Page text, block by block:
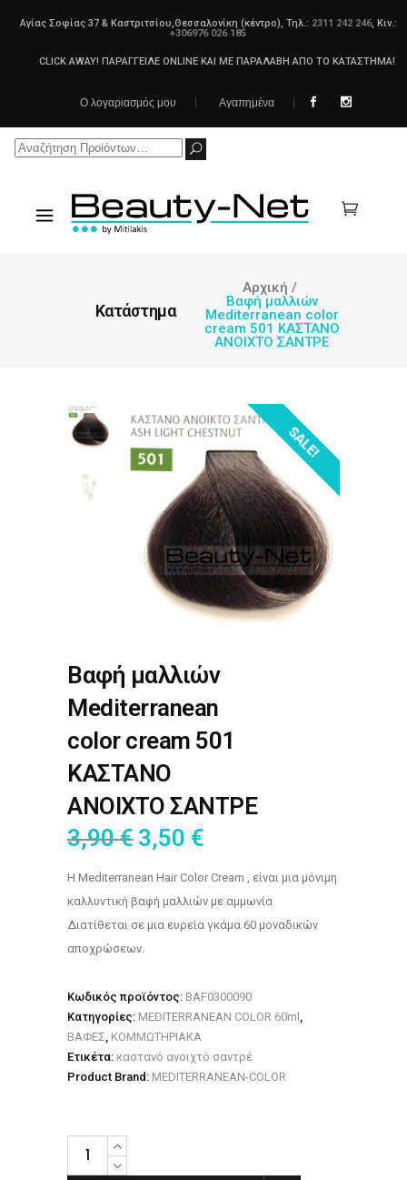
Αγίας Σοφίας 37 & Καστριτσίου,Θεσσαλονίκη (κέντρο), Τηλ.: 2311 242 246, Κιν.:
+306976 026 185
CLICK AWAY! ΠΑΡΑΓΓΕΙΛΕ ONLINE ΚΑΙ ΜΕ ΠΑΡΑΛΑΒΗ ΑΠΟ ΤΟ ΚΑΤΑΣΤΗΜΑ!
Ο λογαριασμός μου Αγαπημένα
Search
Κατάστημα
Αρχική /
Βαφή μαλλιών
Mediterranean color
cream 501 ΚΑΣΤΑΝΟ
ΑΝΟΙΧΤΟ ΣΑΝΤΡΕ
SALE!
Βαφή μαλλιών
Mediterranean
color cream 501
ΚΑΣΤΑΝΟ
ΑΝΟΙΧΤΟ ΣΑΝΤΡΕ
3,90€ 3,50 €
H Mediterranean Hair Color Cream , είναι μια μόνιμη
καλλυντική βαφή μαλλιών με αμμωνία
Διατίθεται σε μια ευρεία γκάμα 60 μοναδικών
αποχρώσεων.
Κωδικός προϊόντος: BAF0300090
Κατηγορίες: MEDITERRANEAN COLOR 60ml ,
ΒΑΦΕΣ, ΚΟΜΜΩΤΗΡΙΑΚΑ
Ετικέτα: καστανό ανοιχτό σαντρέ
Product Brand: MEDITERRANEAN-COLOR
Βαφή